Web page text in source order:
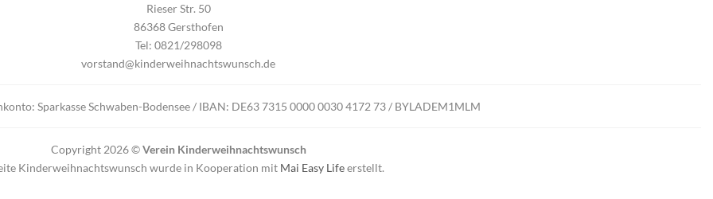
Rieser Str. 50
86368 Gersthofen
Tel: 0821/298098
vorstand@kinderweihnachtswunsch.de
Sparkasse Schwaben-Bodensee / IBAN: DE63 7315 0000 0030 4172 73 / BYLADEM1MLM
Copyright 2026 ©Verein Kinderweihnachtswunsch
Kinderweihnachtswunsch wurde in Kooperation mit Mai Easy Lifeerstellt.